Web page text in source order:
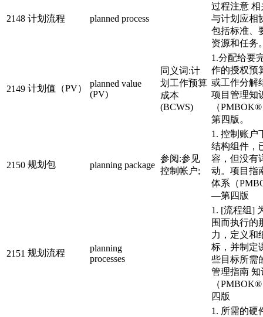
2148 计划流程 planned process
过程注意
与计划应相
包括标准、
资源和任务
2149 计划值（PV）
planned value
(PV)
同义词:计
划工作预算
成本
(BCWS)
1.分配给要
作的授权预
或工作分解
项目管理知
（
第四版。
2150 规划包 planning package
参阅:参见
控制帐户;
1. 控制账户
结构组件，
容，但没有
动。项目指
体系（
—第四版
2151 规划流程
planning
processes
1. [流程组]
围而执行的
力，定义和
标，并制定
些目标所需
管理指南 知
（
四版
1. 所需的硬